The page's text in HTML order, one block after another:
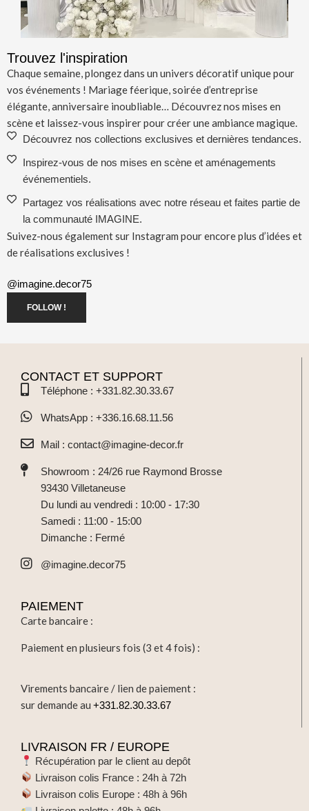
Trouvez l'inspiration
Chaque semaine, plongez dans un univers décoratif unique pour
vos événements ! Mariage féerique, soirée d’entreprise
élégante, anniversaire inoubliable… Découvrez nos mises en
scène et laissez-vous inspirer pour créer une ambiance magique.
Découvrez nos collections exclusives et dernières tendances.
Inspirez-vous de nos mises en scène et aménagements
événementiels.
Partagez vos réalisations avec notre réseau et faites partie de
la communauté IMAGINE.
Suivez-nous également sur Instagram pour encore plus d’idées et
de réalisations exclusives !
@imagine.decor75
FOLLOW !
CONTACT ET SUPPORT
Téléphone : +331.82.30.33.67
WhatsApp : +336.16.68.11.56
Mail : contact@imagine-decor.fr
Showroom : 24/26 rue Raymond Brosse
93430 Villetaneuse
Du lundi au vendredi : 10:00 - 17:30
Samedi : 11:00 - 15:00
Dimanche : Fermé
@imagine.decor75
PAIEMENT
Carte bancaire :
Paiement en plusieurs fois (3 et 4 fois) :
Virements bancaire / lien de paiement :
sur demande au +331.82.30.33.67
LIVRAISON FR / EUROPE
Récupération par le client au depôt
Livraison colis France : 24h à 72h
Livraison colis Europe : 48h à 96h